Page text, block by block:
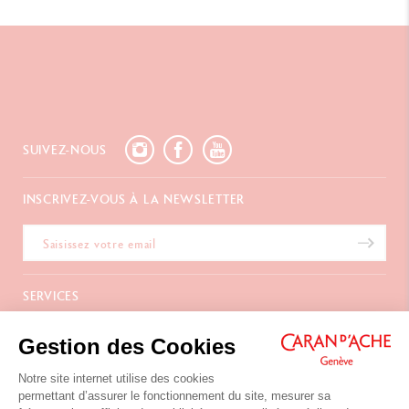
Gestion des Cookies
Notre site internet utilise des cookies
permettant d’assurer le fonctionnement du site, mesurer sa
SUIVEZ-NOUS
INSCRIVEZ-VOUS À LA NEWSLETTER
SERVICES
Paiements
Retours
Emballages Cadeaux
A PROPOS
FAQ
La Maison
NOUS CONTACTER